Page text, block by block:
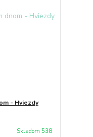
- Hviezdy
Skladom 538